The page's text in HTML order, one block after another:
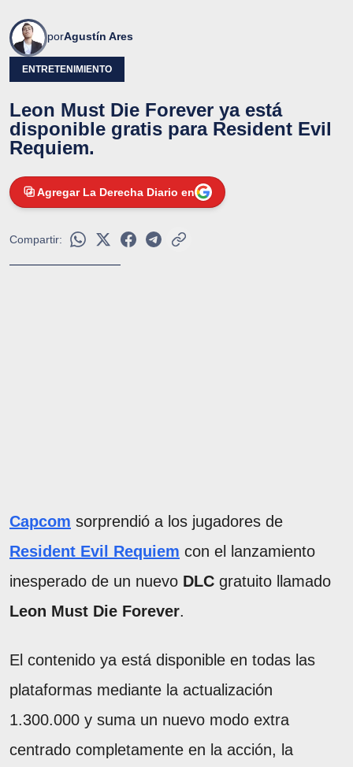
porAgustín Ares
ENTRETENIMIENTO
Leon Must Die Forever ya está
disponible gratis para Resident Evil
Requiem.
Agregar La Derecha Diario en
Compartir:
Capcom sorprendió a los jugadores de
Resident Evil Requiem con el lanzamiento
inesperado de un nuevo DLC gratuito llamado
Leon Must Die Forever.
El contenido ya está disponible en todas las
plataformas mediante la actualización
1.300.000 y suma un nuevo modo extra
centrado completamente en la acción, la